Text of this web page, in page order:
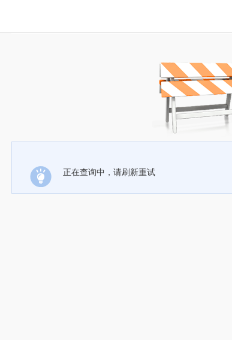
正在查询中，请刷新重试